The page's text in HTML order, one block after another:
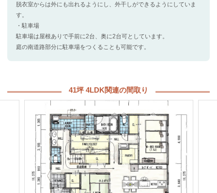
脱衣室からは外にも出れるようにし、外干しができるようにしていま
す。
・駐車場
駐車場は屋根ありで手前に2台、奥に2台可としています。
庭の南道路部分に駐車場をつくることも可能です。
41坪 4LDK関連の間取り